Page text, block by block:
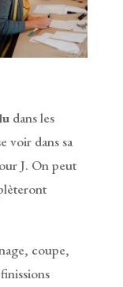
dans les
voir dans sa
J. On peut
coupe,